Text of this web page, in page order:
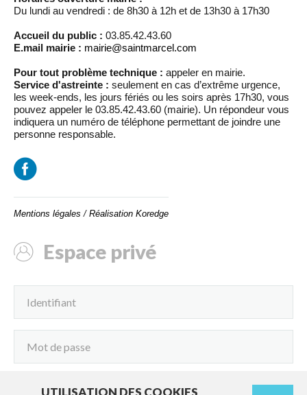
Du lundi au vendredi : de 8h30 à 12h et de 13h30 à 17h30
Accueil du public : 03.85.42.43.60
E.mail mairie : mairie@saintmarcel.com
Pour tout problème technique : appeler en mairie.
Service d'astreinte : seulement en cas d’extrême urgence,
les week-ends, les jours fériés ou les soirs après 17h30, vous
pouvez appeler le 03.85.42.43.60 (mairie). Un répondeur vous
indiquera un numéro de téléphone permettant de joindre une
personne responsable.
Mentions légales / Réalisation Koredge
Espace privé
UTILISATION DES COOKIES